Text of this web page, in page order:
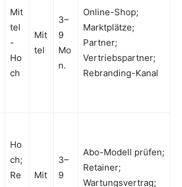
Mit
tel
-
Ho
ch
Mit
tel
3–
9
Mo
n.
Online-Shop;
Marktplätze;
Partner;
Vertriebspartner;
Rebranding-Kanal
Ho
ch;
Re
Mit
3–
9
Abo-Modell prüfen;
Retainer;
Wartungsvertrag;